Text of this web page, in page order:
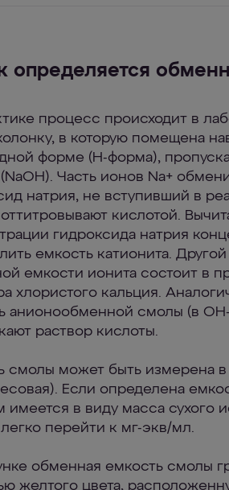
определяется
процесс происходит в
в которую помещена
форме (H-форма),
Часть ионов Na+
натрия, не вступивший в
кислотой.
гидроксида натрия
емкость катионита.
емкости ионита состоит в
хлористого кальция.
анионообменной смолы (в
раствор кислоты.
смолы может быть измерена
Если определена
имеется в виду масса сухого
перейти к мг-экв/мл.
обменная емкость смолы
желтого цвета,